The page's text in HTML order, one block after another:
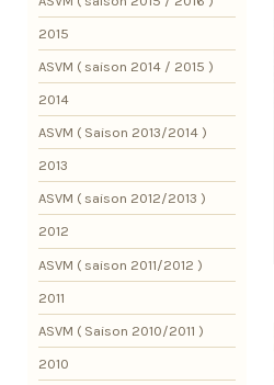
2015
ASVM ( saison 2014 / 2015 )
2014
ASVM ( Saison 2013/2014 )
2013
ASVM ( saison 2012/2013 )
2012
ASVM ( saison 2011/2012 )
2011
ASVM ( Saison 2010/2011 )
2010